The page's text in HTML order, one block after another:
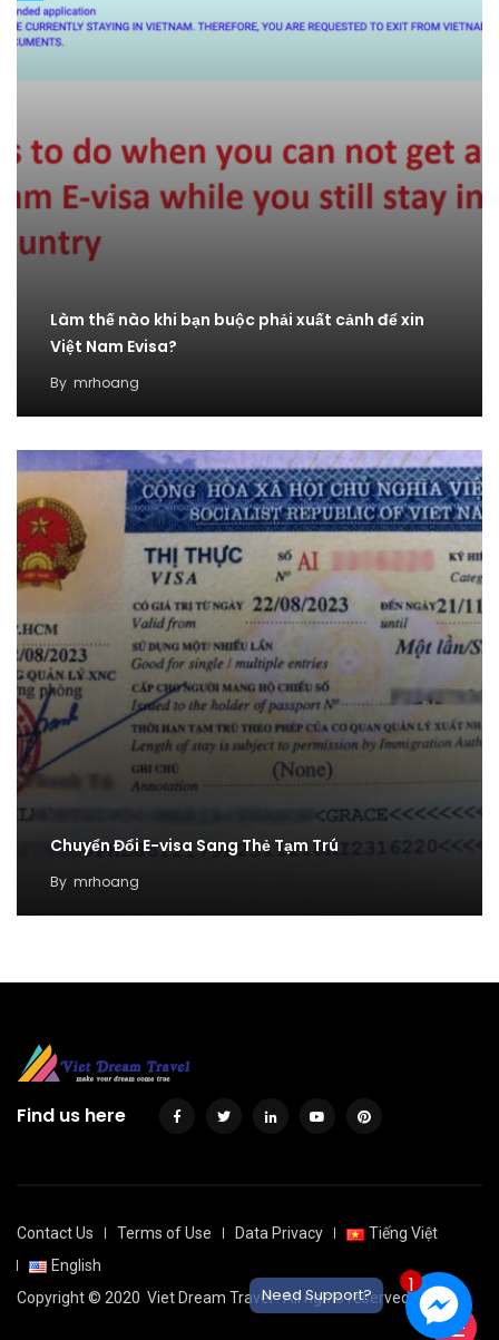
Làm thế nào khi bạn buộc phải xuất cảnh để xin
Việt Nam Evisa?
By mrhoang
Chuyển Đổi E-visa Sang Thẻ Tạm Trú
By mrhoang
Find us here
Contact Us Terms of Use Data Privacy
Tiếng Việt
English
Copyright © 2020 Viet Dream Travel. All rights reserved.
1
Need Support?